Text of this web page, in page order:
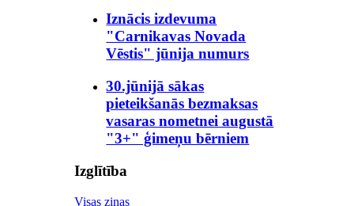
Iznācis izdevuma
"Carnikavas Novada
Vēstis" jūnija numurs
30.jūnijā sākas
pieteikšanās bezmaksas
vasaras nometnei augustā
"3+" ģimeņu bērniem
Izglītība
Visas ziņas